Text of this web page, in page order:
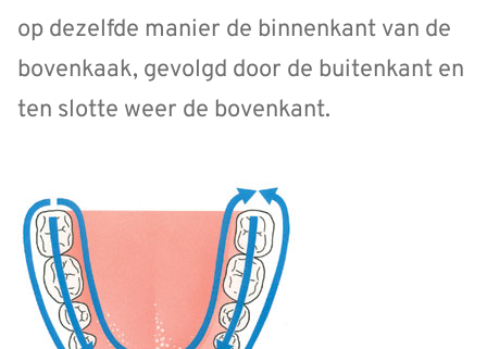
op dezelfde manier de binnenkant van de
bovenkaak, gevolgd door de buitenkant en
ten slotte weer de bovenkant.